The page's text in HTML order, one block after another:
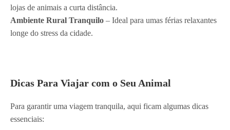
lojas de animais a curta distância.
Ambiente Rural Tranquilo – Ideal para umas férias relaxantes
longe do stress da cidade.
Dicas Para Viajar com o Seu Animal
Para garantir uma viagem tranquila, aqui ficam algumas dicas
essenciais: